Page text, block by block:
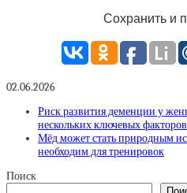
Сохранить и
02.06.2026
Риск развития деменции у
нескольких ключевых факторов
Мёд может стать природным
необходим для тренировок
Поиск